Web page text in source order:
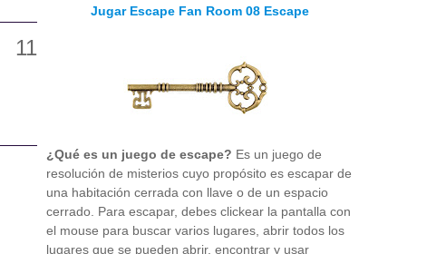
Jugar Escape Fan Room 08 Escape
¿Qué es un juego de escape? Es un juego de
resolución de misterios cuyo propósito es escapar de
una habitación cerrada con llave o de un espacio
cerrado. Para escapar, debes clickear la pantalla con
el mouse para buscar varios lugares, abrir todos los
lugares que se pueden abrir, encontrar y usar